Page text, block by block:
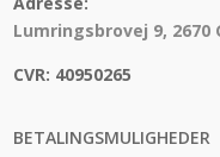
Lumringsbrovej 9, 2670
CVR: 40950265
BETALINGSMULIGHEDER